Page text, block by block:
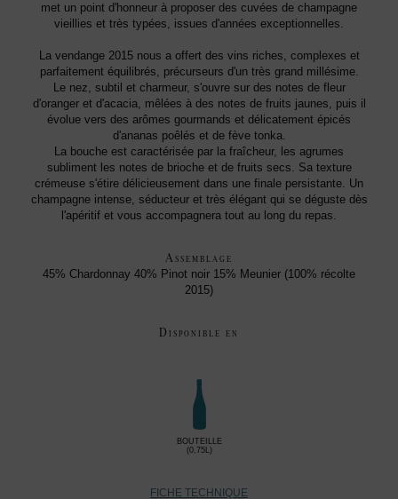
met un point d'honneur à proposer des cuvées de champagne
vieillies et très typées, issues d'années exceptionnelles.
La vendange 2015 nous a offert des vins riches, complexes et
parfaitement équilibrés, précurseurs d'un très grand millésime.
Le nez, subtil et charmeur, s'ouvre sur des notes de fleur
d'oranger et d'acacia, mêlées à des notes de fruits jaunes, puis il
évolue vers des arômes gourmands et délicatement épicés
d'ananas poêlés et de fève tonka.
La bouche est caractérisée par la fraîcheur, les agrumes
subliment les notes de brioche et de fruits secs. Sa texture
crémeuse s'étire délicieusement dans une finale persistante. Un
champagne intense, séducteur et très élégant qui se déguste dès
l'apéritif et vous accompagnera tout au long du repas.
Assemblage
45% Chardonnay 40% Pinot noir 15% Meunier (100% récolte
2015)
Disponible en
BOUTEILLE
(0,75L)
FICHE TECHNIQUE